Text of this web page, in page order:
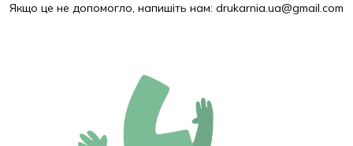
Якщо це не допомогло, напишіть нам: drukarnia.ua@gmail.com